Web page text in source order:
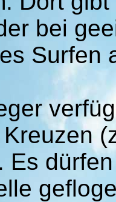
bei
Surfen
Es